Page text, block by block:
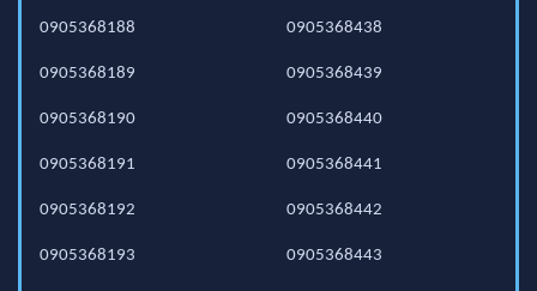
0905368188
0905368189
0905368190
0905368191
0905368192
0905368193
0905368438
0905368439
0905368440
0905368441
0905368442
0905368443